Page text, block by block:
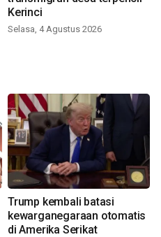
Kerinci
Selasa, 4 Agustus 2026
Trump kembali batasi
kewarganegaraan otomatis
di Amerika Serikat